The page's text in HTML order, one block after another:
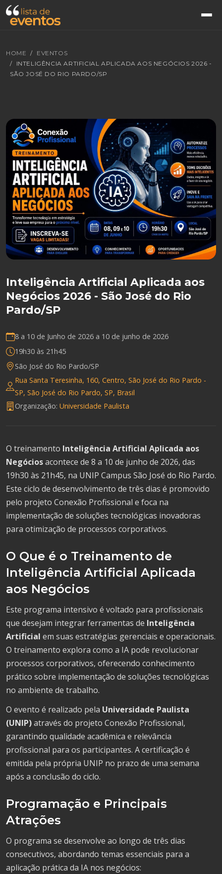
HOME
EVENTOS
INTELIGÊNCIA ARTIFICIAL APLICADA AOS NEGÓCIOS 2026 -
SÃO JOSÉ DO RIO PARDO/SP
Inteligência Artificial Aplicada aos
Negócios 2026 - São José do Rio
Pardo/SP
8 a 10 de Junho de 2026 a 10 de junho de 2026
19h30 às 21h45
São José do Rio Pardo/SP
Rua Santa Teresinha, 160, Centro, São José do Rio Pardo -
SP, São José do Rio Pardo, SP, Brasil
Organização: Universidade Paulista
O treinamento Inteligência Artificial Aplicada aos
Negóciosacontece de 8 a 10 de junho de 2026, das
19h30 às 21h45, na UNIP Campus São José do Rio Pardo.
Este ciclo de desenvolvimento de três dias é promovido
pelo projeto Conexão Profissional e foca na
implementação de soluções tecnológicas inovadoras
para otimização de processos corporativos.
O Que é o Treinamento de
Inteligência Artificial Aplicada
aos Negócios
Este programa intensivo é voltado para profissionais
que desejam integrar ferramentas de Inteligência
Artificial em suas estratégias gerenciais e operacionais.
O treinamento explora como a IA pode revolucionar
processos corporativos, oferecendo conhecimento
prático sobre implementação de soluções tecnológicas
no ambiente de trabalho.
O evento é realizado pela Universidade Paulista
(UNIP)através do projeto Conexão Profissional,
garantindo qualidade acadêmica e relevância
profissional para os participantes. A certificação é
emitida pela própria UNIP no prazo de uma semana
após a conclusão do ciclo.
Programação e Principais
Atrações
O programa se desenvolve ao longo de três dias
consecutivos, abordando temas essenciais para a
aplicação prática da IA nos negócios: